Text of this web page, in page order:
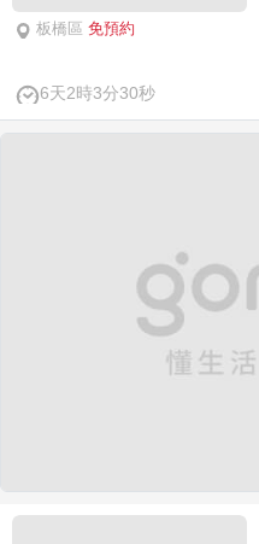
板橋區 免預約
6天2時3分29秒